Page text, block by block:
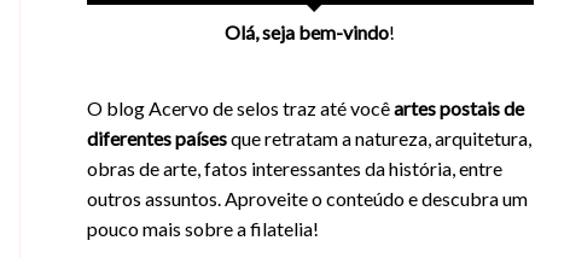
Olá, seja bem-vindo!
O blog Acervo de selos traz até vocêartes postais de
diferentes paísesque retratam a natureza, arquitetura,
obras de arte, fatos interessantes da história, entre
outros assuntos. Aproveite o conteúdo e descubra um
pouco mais sobre a filatelia!